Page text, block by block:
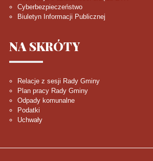
Cyberbezpieczeństwo
Biuletyn Informacji Publicznej
NA SKRÓTY
Relacje z sesji Rady Gminy
Plan pracy Rady Gminy
Odpady komunalne
Podatki
Uchwały